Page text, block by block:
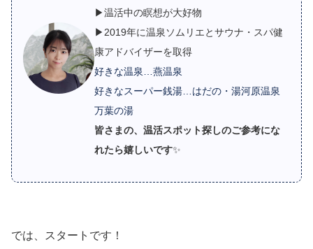
▶温活中の瞑想が大好物
▶2019年に温泉ソムリエとサウナ・スパ健
康アドバイザーを取得
好きな温泉…燕温泉
好きなスーパー銭湯…はだの・湯河原温泉
万葉の湯
皆さまの、温活スポット探しのご参考にな
れたら嬉しいです✨
では、スタートです！